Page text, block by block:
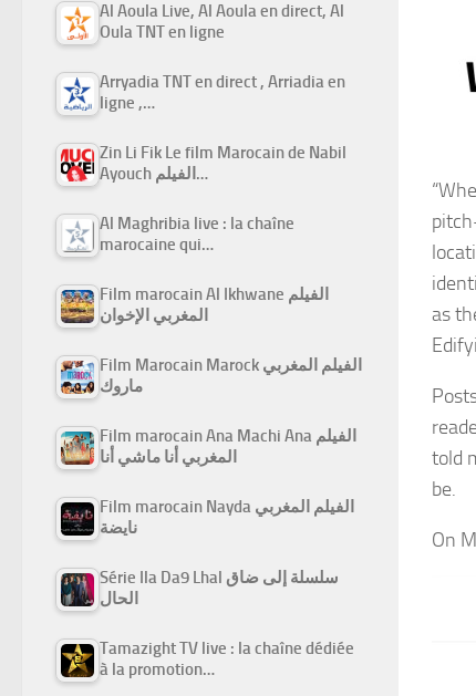
as
told
be.
On
Al Aoula Live, Al Aoula en direct, Al
Oula TNT en ligne
Arryadia TNT en direct , Arriadia en
ligne ,…
Zin Li Fik Le film Marocain de Nabil
Ayouch الفيلم…
Al Maghribia live : la chaîne
marocaine qui…
Film marocain Al Ikhwane الفيلم
المغربي الإخوان
Film Marocain Marock الفيلم المغربي
ماروك
Film marocain Ana Machi Ana الفيلم
المغربي أنا ماشي أنا
Film marocain Nayda الفيلم المغربي
نايضة
Série Ila Da9 Lhal سلسلة إلى ضاق
الحال
Tamazight TV live : la chaîne dédiée
à la promotion…